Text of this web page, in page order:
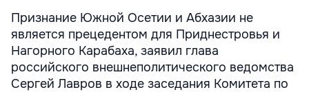
Признание Южной Осетии и Абхазии не
является прецедентом для Приднестровья и
Нагорного Карабаха, заявил глава
российского внешнеполитического ведомства
Сергей Лавров в ходе заседания Комитета по